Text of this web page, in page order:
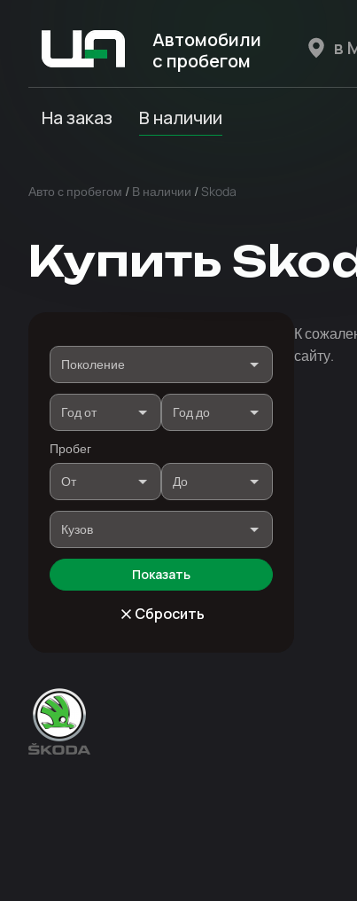
Автомобили
с пробегом
На заказ В наличии
Авто с пробегом / В наличии / Skoda
Купить
Пробег
Показать
Сбросить
К
сайту.